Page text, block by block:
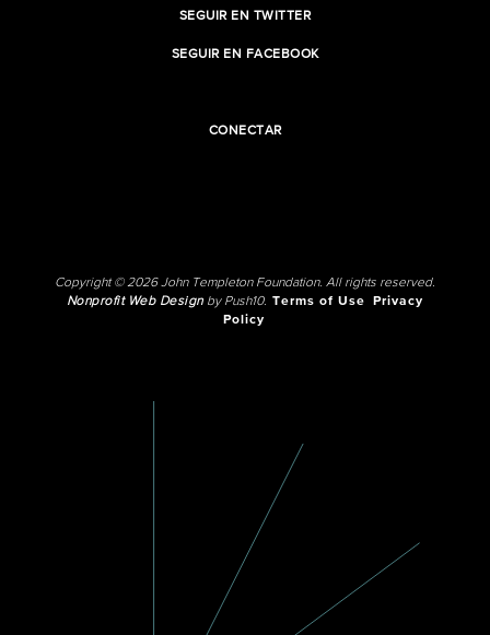
SEGUIR EN TWITTER
SEGUIR EN FACEBOOK
CONECTAR
Copyright © 2026 John Templeton Foundation. All rights reserved.
Nonprofit Web Designby Push10. Terms of Use
Privacy
Policy